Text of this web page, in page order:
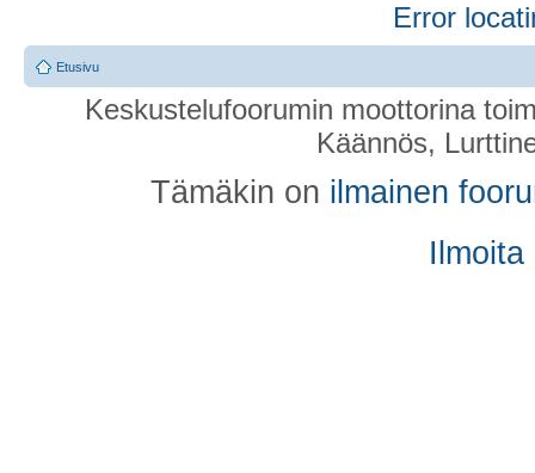
Error
Etusivu
Keskustelufoorumin moottorina
Käännös,
Tämäkin on ilmainen